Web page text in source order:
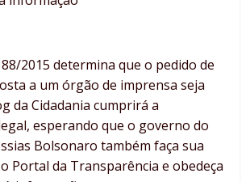
2015 determina que o pedido de
a um órgão de imprensa seja
da Cidadania cumprirá a
esperando que o governo do
Bolsonaro também faça sua
Portal da Transparência e obedeça